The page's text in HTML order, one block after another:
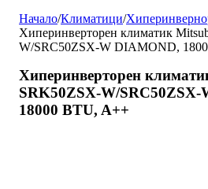
Начало/Климатици/
Хиперинверторен климатик
W/SRC50ZSX-W DIAMOND,
Хиперинверторен
SRK50ZSX-W/
18000 BTU, A++